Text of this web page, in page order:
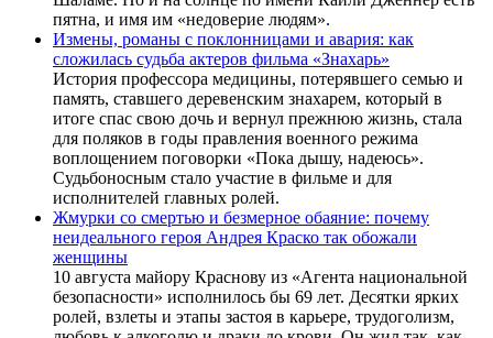
пятна, и имя им «недоверие людям».
Измены, романы с поклонницами и авария: как
сложилась судьба актеров фильма «Знахарь»
История профессора медицины, потерявшего семью и
память, ставшего деревенским знахарем, который в
итоге спас свою дочь и вернул прежнюю жизнь, стала
для поляков в годы правления военного режима
воплощением поговорки «Пока дышу, надеюсь».
Судьбоносным стало участие в фильме и для
исполнителей главных ролей.
Жмурки со смертью и безмерное обаяние: почему
неидеального героя Андрея Краско так обожали
женщины
10 августа майору Краснову из «Агента национальной
безопасности» исполнилось бы 69 лет. Десятки ярких
ролей, взлеты и этапы застоя в карьере, трудоголизм,